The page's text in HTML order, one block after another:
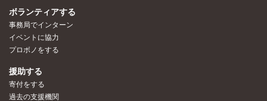
ボランティアする
事務局でインターン
イベントに協力
プロボノをする
援助する
寄付をする
過去の支援機関